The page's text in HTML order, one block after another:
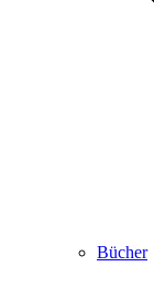
Bücher